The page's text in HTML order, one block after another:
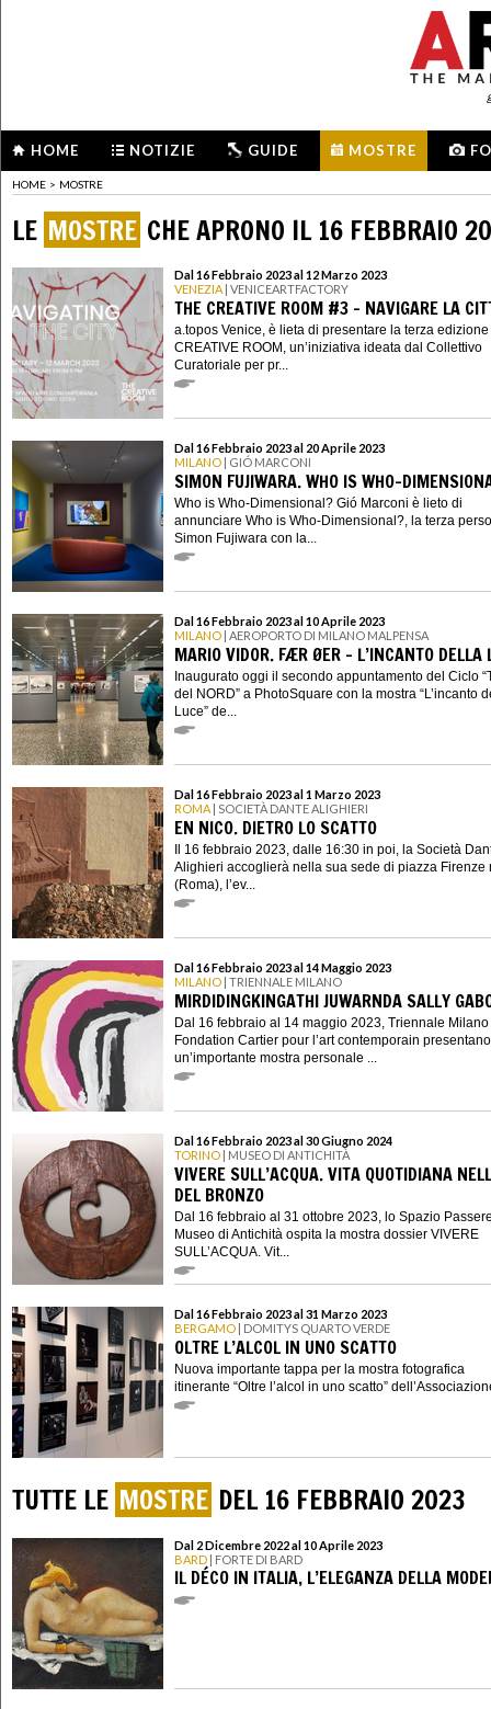
HOME NOTIZIE GUIDE MOSTRE
HOME > MOSTRE
LE MOSTRE CHE APRONO IL 16 FEBBRAIO
Dal 16 Febbraio 2023 al 12 Marzo 2023
VENEZIA | VENICEARTFACTORY
THE CREATIVE ROOM #3 - NAVIGARE LA
a.topos Venice, è lieta di presentare la terza
CREATIVE ROOM, un’iniziativa ideata dal Collettivo
Curatoriale per pr...
Dal 16 Febbraio 2023 al 20 Aprile 2023
MILANO | GIÓ MARCONI
SIMON FUJIWARA. WHO IS WHO-
Who is Who-Dimensional? Gió Marconi è lieto di
annunciare Who is Who-Dimensional?, la terza
Simon Fujiwara con la...
Dal 16 Febbraio 2023 al 10 Aprile 2023
MILANO | AEROPORTO DI MILANO MALPENSA
MARIO VIDOR. FÆR ØER - L’INCANTO DELLA
Inaugurato oggi il secondo appuntamento del Ciclo
del NORD” a PhotoSquare con la mostra “L’incanto
Luce” de...
Dal 16 Febbraio 2023 al 1 Marzo 2023
ROMA | SOCIETÀ DANTE ALIGHIERI
EN NICO. DIETRO LO SCATTO
Il 16 febbraio 2023, dalle 16:30 in poi, la Società
Alighieri accoglierà nella sua sede di piazza Firenze
(Roma), l’ev...
Dal 16 Febbraio 2023 al 14 Maggio 2023
MILANO | TRIENNALE MILANO
MIRDIDINGKINGATHI JUWARNDA SALLY
Dal 16 febbraio al 14 maggio 2023, Triennale Milano
Fondation Cartier pour l’art contemporain presentano
un’importante mostra personale ...
Dal 16 Febbraio 2023 al 30 Giugno 2024
TORINO | MUSEO DI ANTICHITÀ
VIVERE SULL’ACQUA. VITA QUOTIDIANA
DEL BRONZO
Dal 16 febbraio al 31 ottobre 2023, lo Spazio
Museo di Antichità ospita la mostra dossier VIVERE
SULL’ACQUA. Vit...
Dal 16 Febbraio 2023 al 31 Marzo 2023
BERGAMO | DOMITYS QUARTO VERDE
OLTRE L’ALCOL IN UNO SCATTO
Nuova importante tappa per la mostra fotografica
itinerante “Oltre l’alcol in uno scatto”
TUTTE LE MOSTRE DEL 16 FEBBRAIO 2023
Dal 2 Dicembre 2022 al 10 Aprile 2023
BARD | FORTE DI BARD
IL DÉCO IN ITALIA, L’ELEGANZA DELLA